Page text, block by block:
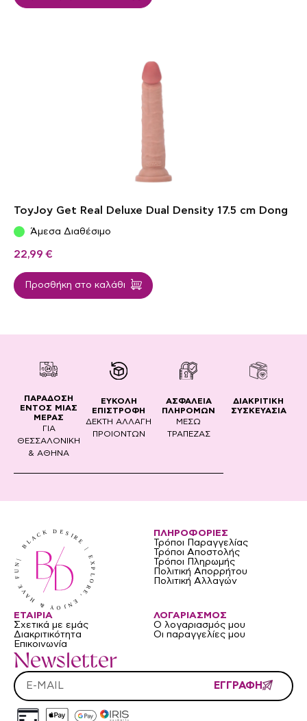
ToyJoy Get Real Deluxe Dual Density 17.5 cm Dong
Άμεσα Διαθέσιμο
22,99 €
Προσθήκη στο καλάθι
ΠΑΡΑΔΟΣΗ
ΕΝΤΟΣ ΜΙΑΣ
ΜΕΡΑΣ
ΓΙΑ
ΘΕΣΣΑΛΟΝΙΚΗ
& ΑΘΗΝΑ
ΕΥΚΟΛΗ
ΕΠΙΣΤΡΟΦΗ
ΔΕΚΤΗ ΑΛΛΑΓΗ
ΠΡΟΙΟΝΤΩΝ
ΑΣΦΑΛΕΙΑ
ΠΛΗΡΟΜΩΝ
ΜΕΣΩ
ΤΡΑΠΕΖΑΣ
ΔΙΑΚΡΙΤΙΚΗ
ΣΥΣΚΕΥΑΣΙΑ
ΠΛΗΡΟΦΟΡΙΕΣ
Τρόποι Παραγγελίας
Τρόποι Αποστολής
Τρόποι Πληρωμής
Πολιτική Απορρήτου
Πολιτική Αλλαγών
ΛΟΓΑΡΙΑΣΜΟΣ
Ο λογαριασμός μου
Οι παραγγελίες μου
ΕΤΑΙΡΙΑ
Σχετικά με εμάς
Διακριτικότητα
Επικοινωνία
Newsletter
ΕΓΓΡΑΦΗ